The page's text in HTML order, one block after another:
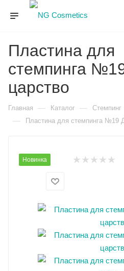
Пластина для
стемпинга
царство
Главная — Каталог — Стемпинг
— Пластина для стемпинга №19
Новинка